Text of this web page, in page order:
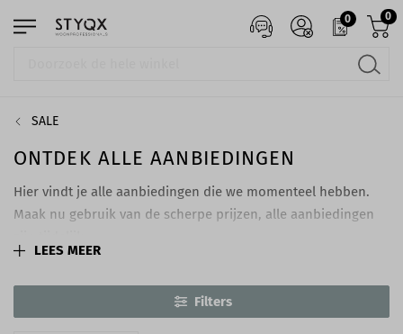
0 0
SALE
ONTDEK ALLE AANBIEDINGEN
Hier vindt je alle aanbiedingen die we momenteel hebben.
Maak nu gebruik van de scherpe prijzen, alle aanbiedingen
LEES MEER
Filters